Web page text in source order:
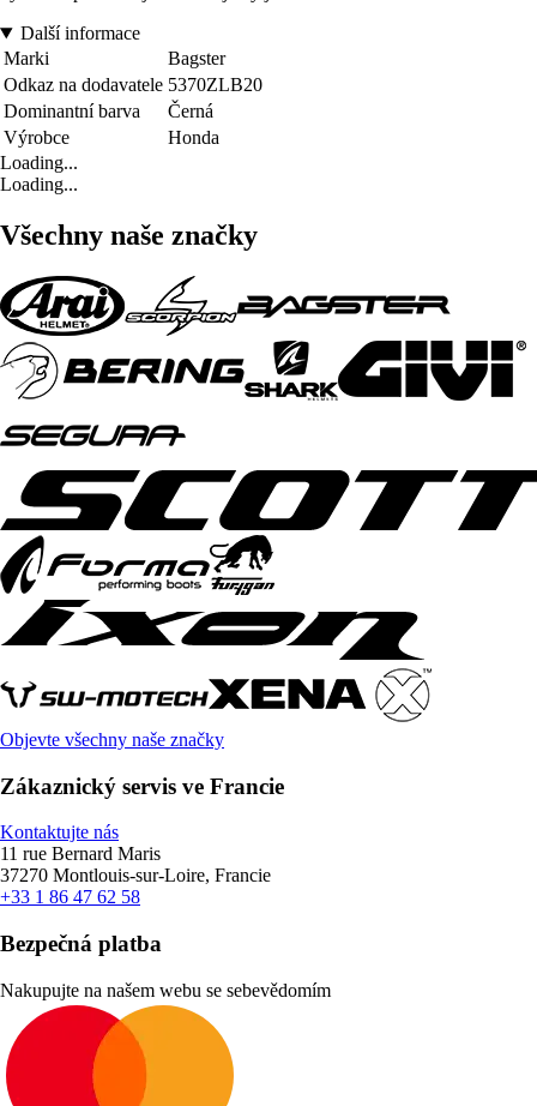
Další informace
Marki
Bagster
Odkaz na dodavatele 5370ZLB20
Dominantní barva
Černá
Výrobce
Honda
Loading...
Loading...
Všechny naše značky
Objevte všechny naše značky
Zákaznický servis ve Francie
Kontaktujte nás
11 rue Bernard Maris
37270 Montlouis-sur-Loire, Francie
+33 1 86 47 62 58
Bezpečná platba
Nakupujte na našem webu se sebevědomím